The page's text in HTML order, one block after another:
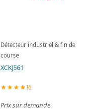
Détecteur industriel & fin de
course
XCKJ561
★★★★½
Prix sur demande